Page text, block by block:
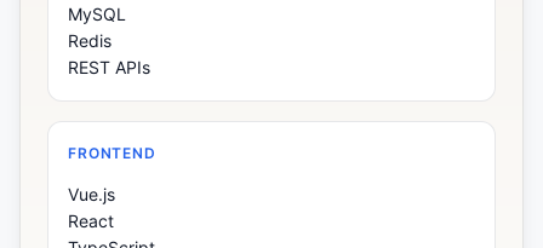
MySQL
Redis
REST APIs
FRONTEND
Vue.js
React